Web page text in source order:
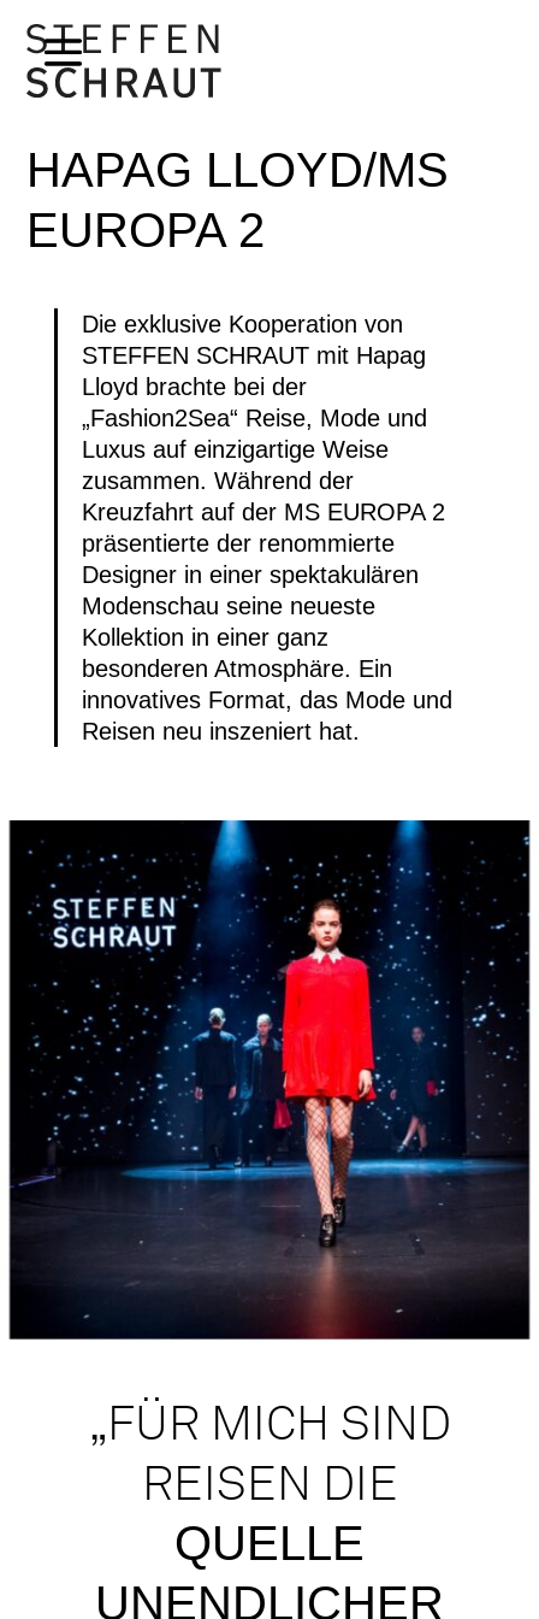
HAPAG LLOYD/MS
EUROPA 2
Die exklusive Kooperation von
STEFFEN SCHRAUT mit Hapag
Lloyd brachte bei der
„Fashion2Sea“ Reise, Mode und
Luxus auf einzigartige Weise
zusammen. Während der
Kreuzfahrt auf der MS EUROPA 2
präsentierte der renommierte
Designer in einer spektakulären
Modenschau seine neueste
Kollektion in einer ganz
besonderen Atmosphäre. Ein
innovatives Format, das Mode und
Reisen neu inszeniert hat.
„FÜR MICH SIND
REISEN DIE
QUELLE
UNENDLICHER